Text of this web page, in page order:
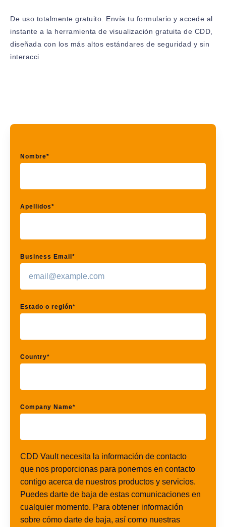
De uso totalmente gratuito. Envía tu formulario y accede al
instante a la herramienta de visualización gratuita de CDD,
diseñada con los más altos estándares de seguridad y sin
interacci
Nombre*
Apellidos*
Business Email*
Estado o región*
Country*
Company Name*
CDD Vault necesita la información de contacto
que nos proporcionas para ponernos en contacto
contigo acerca de nuestros productos y servicios.
Puedes darte de baja de estas comunicaciones en
cualquier momento. Para obtener información
sobre cómo darte de baja, así como nuestras